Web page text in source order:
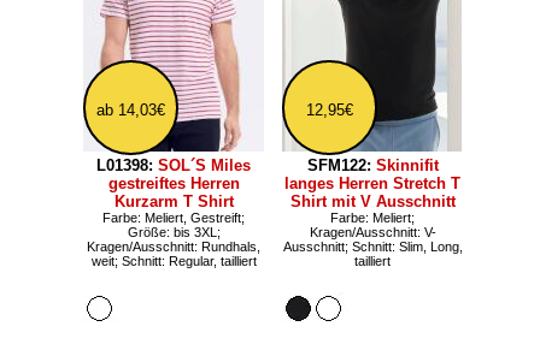
ab 14,03€
L01398: SOL´S Miles
gestreiftes Herren
Kurzarm T Shirt
Farbe: Meliert, Gestreift;
Größe: bis 3XL;
Kragen/Ausschnitt: Rundhals,
weit; Schnitt: Regular, tailliert
12,95€
SFM122: Skinnifit
langes Herren Stretch T
Shirt mit V Ausschnitt
Farbe: Meliert;
Kragen/Ausschnitt: V-
Ausschnitt; Schnitt: Slim, Long,
tailliert